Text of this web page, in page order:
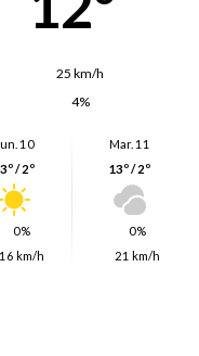
25 km/h
4%
10
/ 2º
0%
16 km/h
Mar. 11
13º / 2º
0%
21 km/h